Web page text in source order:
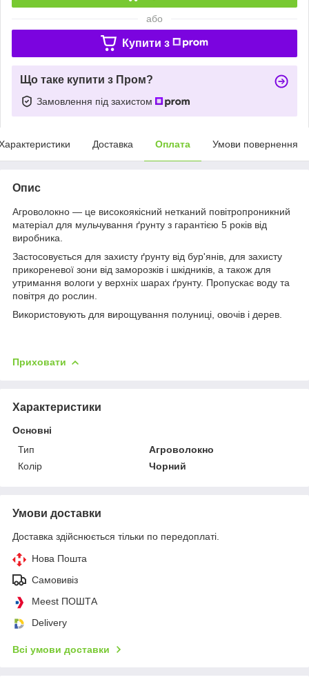
або
Купити з
Що таке купити з Пром?
Замовлення під захистом
Доставка Оплата Умови повернення
Опис
Агроволокно — це високоякісний нетканий повітропроникний
матеріал для мульчування ґрунту з гарантією 5 років від
виробника.
Застосовується для захисту ґрунту від бур'янів, для захисту
прикореневої зони від заморозків і шкідників, а також для
утримання вологи у верхніх шарах ґрунту. Пропускає воду та
повітря до рослин.
Використовують для вирощування полуниці, овочів і дерев.
Приховати
Характеристики
Основні
Тип
Агроволокно
Колір
Чорний
Умови доставки
Доставка здійснюється тільки по передоплаті.
Нова Пошта
Самовивіз
Meest ПОШТА
Delivery
Всі умови доставки